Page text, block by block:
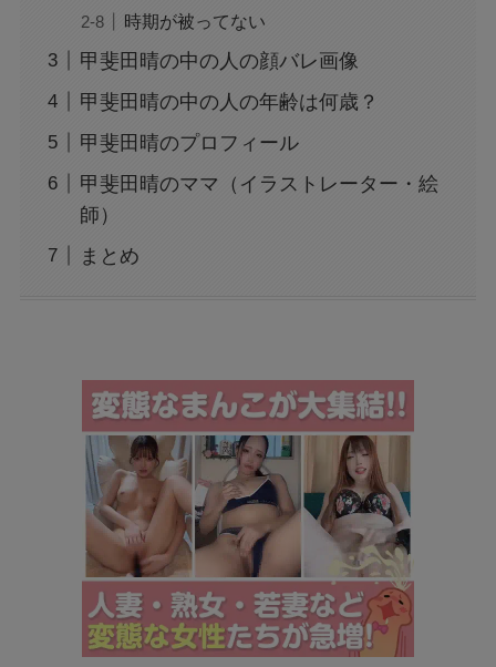
時期が被ってない
甲斐田晴の中の人の顔バレ画像
甲斐田晴の中の人の年齢は何歳？
甲斐田晴のプロフィール
甲斐田晴のママ（イラストレーター・絵
師）
まとめ